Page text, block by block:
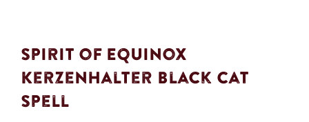
Spirit of Equinox
Kerzenhalter Black Cat
Spell